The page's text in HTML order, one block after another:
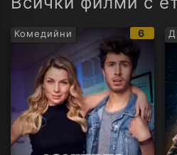
Комедийни
IMDb
6